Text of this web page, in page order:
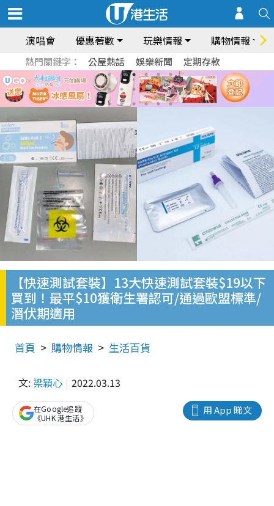
演唱會 優惠著數 玩樂情報 購物情報
熱門關鍵字： 公屋熱話 娛樂新聞 定期存款
【快速測試套裝】13大快速測試套裝$19以下
買到！最平$10獲衛生署認可/通過歐盟標準/
潛伏期適用
首頁 購物情報 生活百貨
文: 梁穎心 2022.03.13
用 App 睇文
在Google追蹤
《UHK 港生活》